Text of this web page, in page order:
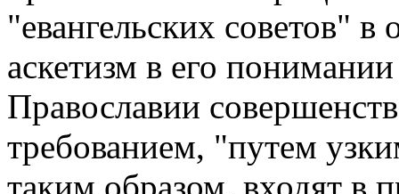
"евангельских советов" в
аскетизм в его
Православии
требованием, "путем
таким образом, входят в